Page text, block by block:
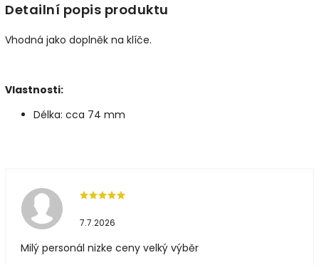
Detailní popis produktu
Vhodná jako doplněk na klíče.
Vlastnosti:
Délka: cca 74 mm
7.7.2026
Milý personál nizke ceny velký výběr